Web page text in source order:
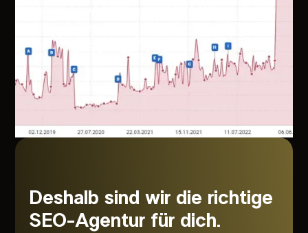
Deshalb sind wir die richtige
SEO-Agentur für dich.